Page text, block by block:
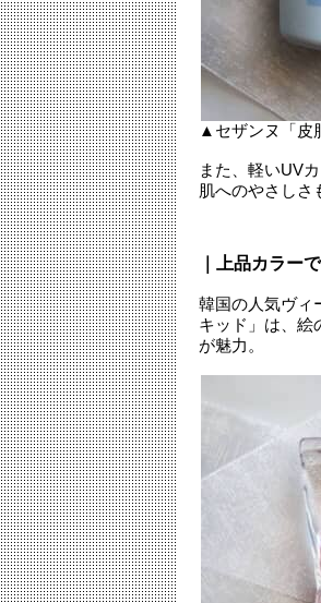
▲セザンヌ「皮
また、軽いUV
肌へのやさしさ
｜上品カラー
韓国の人気ヴィ
キッド」は、絵
が魅力。